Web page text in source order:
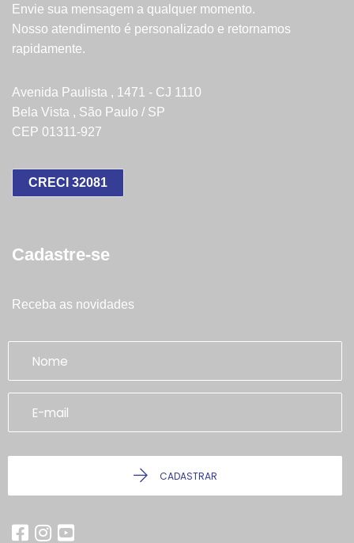
Envie sua mensagem a qualquer momento.
Nosso atendimento é personalizado e retornamos
rapidamente.
Avenida Paulista , 1471 - CJ 1110
Bela Vista , São Paulo / SP
CEP 01311-927
CRECI 32081
Cadastre-se
Receba as novidades
CADASTRAR